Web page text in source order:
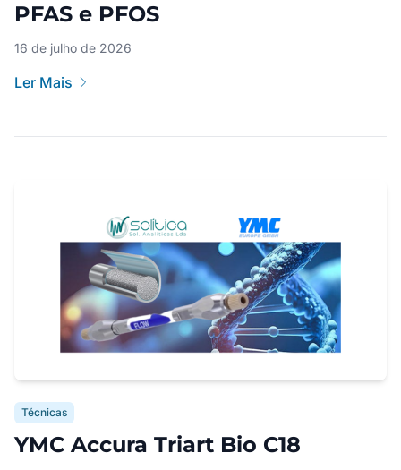
PFAS e PFOS
16 de julho de 2026
Ler Mais
Técnicas
YMC Accura Triart Bio C18